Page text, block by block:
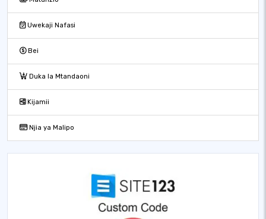
Uwekaji Nafasi
Bei
Duka la Mtandaoni
Kijamii
Njia ya Malipo